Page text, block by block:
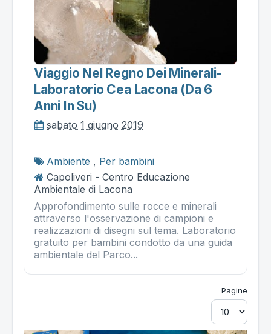
Viaggio Nel Regno Dei Minerali-
Laboratorio Cea Lacona (da 6
Anni In Su)
sabato 1 giugno 2019
Ambiente , Per bambini
Capoliveri - Centro Educazione
Ambientale di Lacona
Approfondimento sulle rocce e minerali
attraverso l'osservazione di campioni e
realizzazioni di disegni sul tema. Laboratorio
gratuito per bambini condotto da una guida
ambientale del Parco...
Pagine